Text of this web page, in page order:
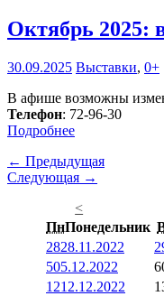
Октябрь 2025:
30.09.2025 Выставки, 0+
В афише возможны
Телефон: 72-96-30
Подробнее
← Предыдущая
Следующая →
<
ПнПонедельник
2828.11.2022
505.12.2022 6
1212.12.2022